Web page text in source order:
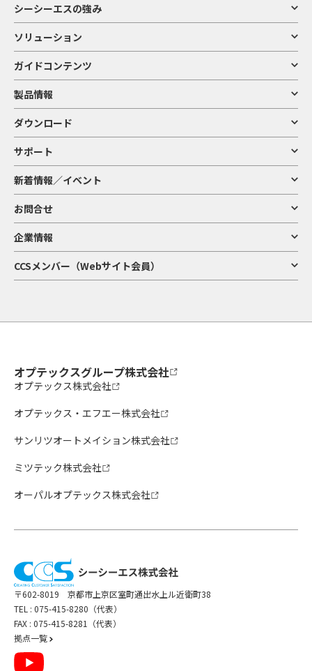
シーシーエスの強み
ソリューション
ガイドコンテンツ
製品情報
ダウンロード
サポート
新着情報／イベント
お問合せ
企業情報
CCSメンバー（Webサイト会員）
オプテックスグループ株式会社
オプテックス株式会社
オプテックス・エフエー株式会社
サンリツオートメイション株式会社
ミツテック株式会社
オーパルオプテックス株式会社
〒602-8019 京都市上京区室町通出水上ル近衛町38
TEL : 075-415-8280（代表）
FAX : 075-415-8281（代表）
拠点一覧